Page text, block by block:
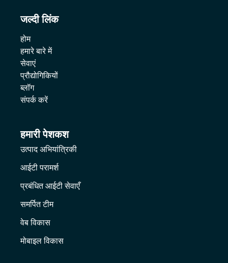
जल्दी लिंक
होम
हमारे बारे में
सेवाएं
प्रौद्योगिकियों
ब्लॉग
संपर्क करें
हमारी पेशकश
उत्पाद अभियांत्रिकी
आईटी परामर्श
प्रबंधित आईटी सेवाएँ
समर्पित टीम
वेब विकास
मोबाइल विकास